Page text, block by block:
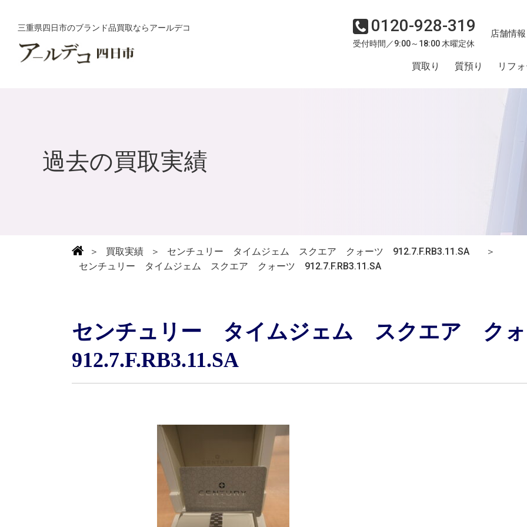
三重県四日市のブランド品買取ならアールデコ 0120-928-319
受付時間／9:00～18:00 木曜定休
店舗情報
買取り 質預り リフ
過去の買取実績
＞ 買取実績 ＞ センチュリー タイムジェム スクエア クォーツ 912.7.F.RB3.11.SA
＞
センチュリー タイムジェム スクエア クォーツ 912.7.F.RB3.11.SA
センチュリー タイムジェム スクエア ク
912.7.F.RB3.11.SA